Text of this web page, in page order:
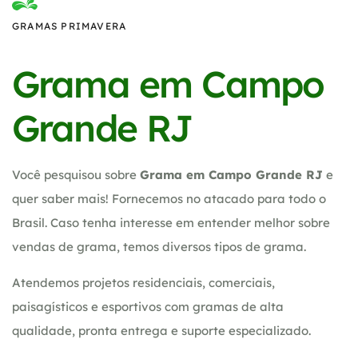
GRAMAS PRIMAVERA
Grama em Campo
Grande RJ
Você pesquisou sobre Grama em Campo Grande RJ e
quer saber mais! Fornecemos no atacado para todo o
Brasil. Caso tenha interesse em entender melhor sobre
vendas de grama, temos diversos tipos de grama.
Atendemos projetos residenciais, comerciais,
paisagísticos e esportivos com gramas de alta
qualidade, pronta entrega e suporte especializado.